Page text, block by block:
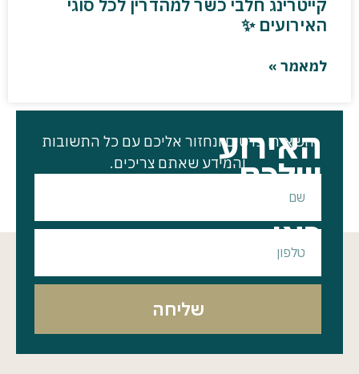
קייטרינג חלבי כשר למהדרין לכל סוגי
האירועים ✨
למאמר »
האירוע
שלכם
מתחיל
כאן
השאירו פרטים ונחזור אליכם עם כל התשובות
והמידע שאתם צריכים.
שליחה